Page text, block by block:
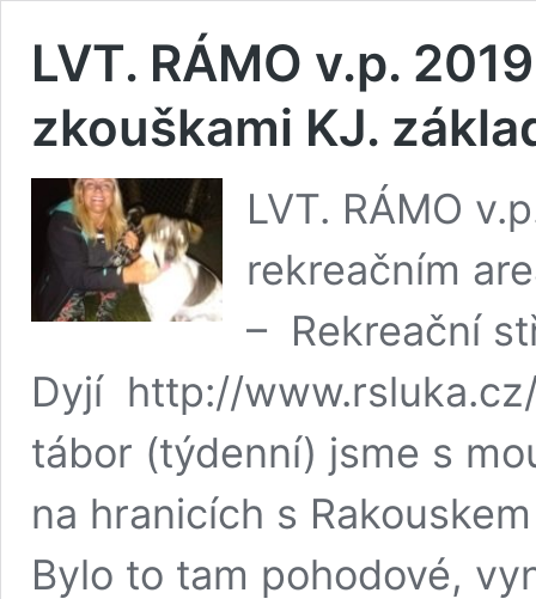
LVT. RÁMO v.p.
zkouškami KJ.
LVT. RÁMO
rekreačním
– Rekreační
Dyjí http://
tábor (týdenní) jsme s
na hranicích s
Bylo to tam pohodové,